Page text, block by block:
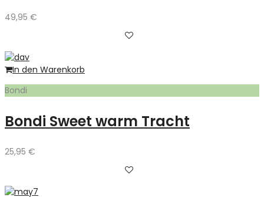
49,95 €
In den Warenkorb
Bondi
Bondi Sweet warm Tracht
25,95 €